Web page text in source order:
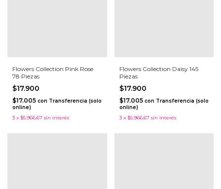
Flowers Collection Pink Rose
78 Piezas
$17.900
$17.005 con Transferencia (solo
online)
3 x $5.966,67 sin interés
Flowers Collection Daisy 145
Piezas
$17.900
$17.005 con Transferencia (solo
online)
3 x $5.966,67 sin interés